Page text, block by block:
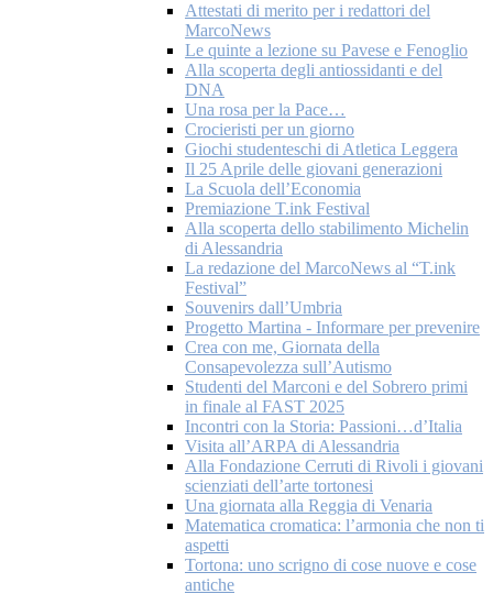
Attestati di merito per i redattori del
MarcoNews
Le quinte a lezione su Pavese e Fenoglio
Alla scoperta degli antiossidanti e del
DNA
Una rosa per la Pace…
Crocieristi per un giorno
Giochi studenteschi di Atletica Leggera
Il 25 Aprile delle giovani generazioni
La Scuola dell’Economia
Premiazione T.ink Festival
Alla scoperta dello stabilimento Michelin
di Alessandria
La redazione del MarcoNews al “T.ink
Festival”
Souvenirs dall’Umbria
Progetto Martina - Informare per prevenire
Crea con me, Giornata della
Consapevolezza sull’Autismo
Studenti del Marconi e del Sobrero primi
in finale al FAST 2025
Incontri con la Storia: Passioni…d’Italia
Visita all’ARPA di Alessandria
Alla Fondazione Cerruti di Rivoli i giovani
scienziati dell’arte tortonesi
Una giornata alla Reggia di Venaria
Matematica cromatica: l’armonia che non ti
aspetti
Tortona: uno scrigno di cose nuove e cose
antiche